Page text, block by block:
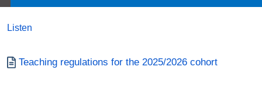
Listen
Documento
Teaching regulations for the 2025/2026 cohort